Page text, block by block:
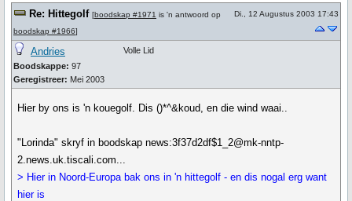
Re: Hittegolf [boodskap #1971 is 'n antwoord op
boodskap #1966]
Di., 12 Augustus 2003 17:43
Andries
Boodskappe: 97
Geregistreer: Mei 2003
Volle Lid
Hier by ons is 'n kouegolf. Dis ()*^&koud, en die wind waai..
"Lorinda" skryf in boodskap news:3f37d2df$1_2@mk-nntp-
2.news.uk.tiscali.com...
> Hier in Noord-Europa bak ons in 'n hittegolf - en dis nogal erg want
hier is